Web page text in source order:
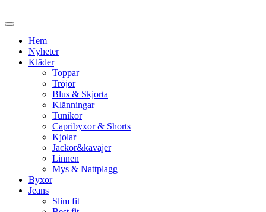
Hem
Nyheter
Kläder
Toppar
Tröjor
Blus & Skjorta
Klänningar
Tunikor
Capribyxor & Shorts
Kjolar
Jackor&kavajer
Linnen
Mys & Nattplagg
Byxor
Jeans
Slim fit